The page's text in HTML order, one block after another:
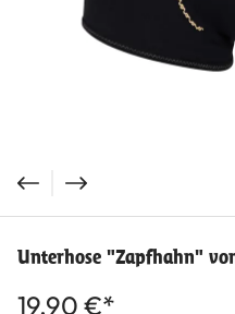
Unterhose "Zapfhahn"
19,90 €*